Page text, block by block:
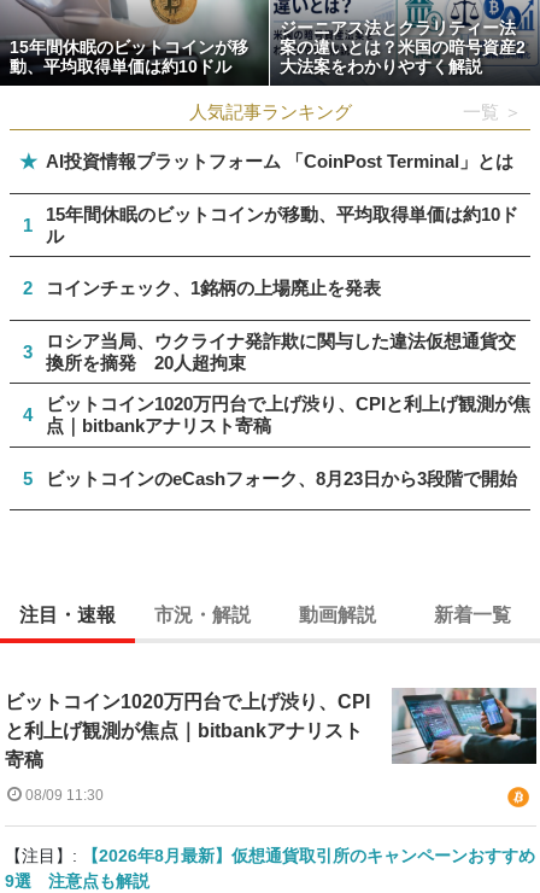
15年間休眠のビットコインが移
動、平均取得単価は約10ドル
ジーニアス法とクラリティー法
案の違いとは？米国の暗号資産2
大法案をわかりやすく解説
人気記事ランキング 一覧 ＞
★ AI投資情報プラットフォーム 「CoinPost Terminal」とは
1
15年間休眠のビットコインが移動、平均取得単価は約10ド
ル
2 コインチェック、1銘柄の上場廃止を発表
3
ロシア当局、ウクライナ発詐欺に関与した違法仮想通貨交
換所を摘発 20人超拘束
4
ビットコイン1020万円台で上げ渋り、CPIと利上げ観測が焦
点｜bitbankアナリスト寄稿
5 ビットコインのeCashフォーク、8月23日から3段階で開始
注目・速報 市況・解説 動画解説 新着一覧
ビットコイン1020万円台で上げ渋り、CPI
と利上げ観測が焦点｜bitbankアナリスト
寄稿
08/09 11:30
【注目】:
【2026年8月最新】仮想通貨取引所のキャンペーンおすすめ
9選 注意点も解説